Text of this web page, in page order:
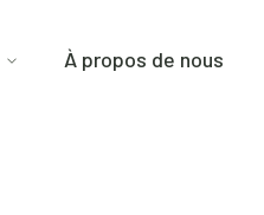
À propos de nous